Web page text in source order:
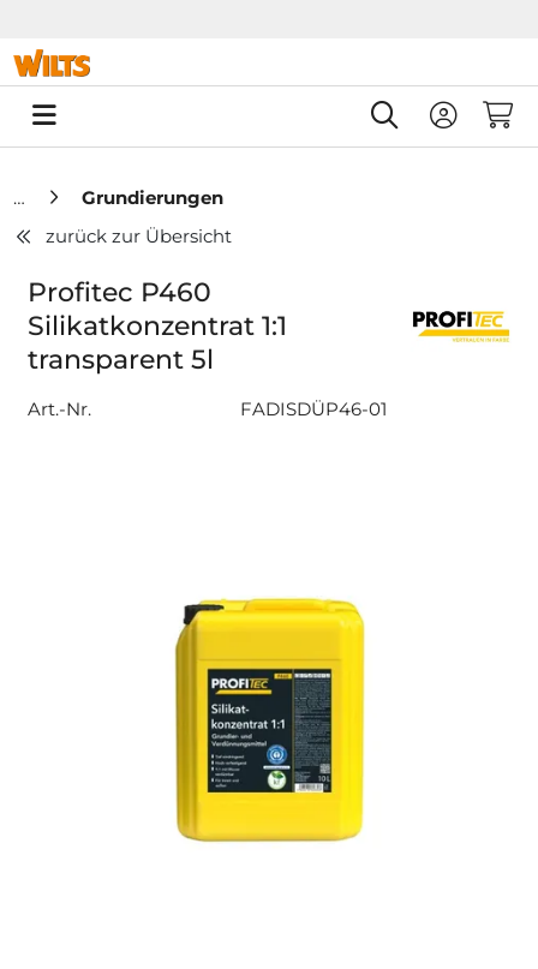
0
Grundierungen
zurück zur Übersicht
Profitec P460
Silikatkonzentrat 1:1
transparent 5l
Art.-Nr. FADISDÜP46-01